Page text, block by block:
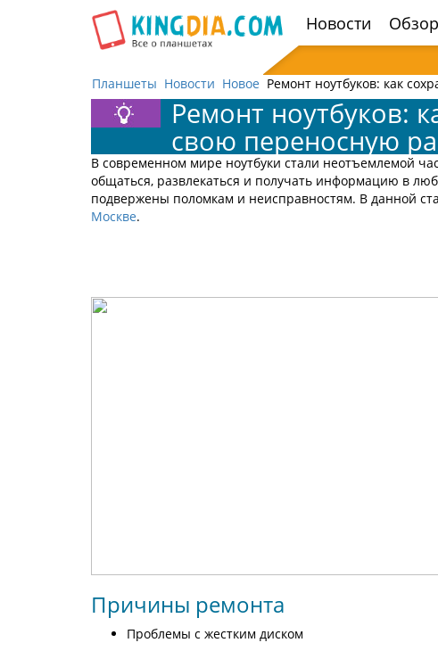
навигацию
Новости
Планшеты Новости Новое Ремонт ноутбуков: как
Ремонт ноутбуков:
свою переносную
В современном мире ноутбуки стали неотъемлемой
общаться, развлекаться и получать информацию в
подвержены поломкам и неисправностям. В данной
Москве.
Причины ремонта
Проблемы с жестким диском